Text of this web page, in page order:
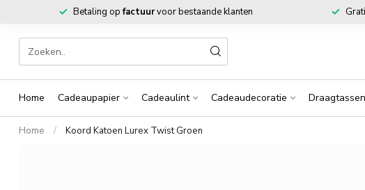
Betaling opfactuurvoor bestaande klanten
Home Cadeaupapier Cadeaulint Cadeaudecoratie Draagtassen
Home / Koord Katoen Lurex Twist Groen